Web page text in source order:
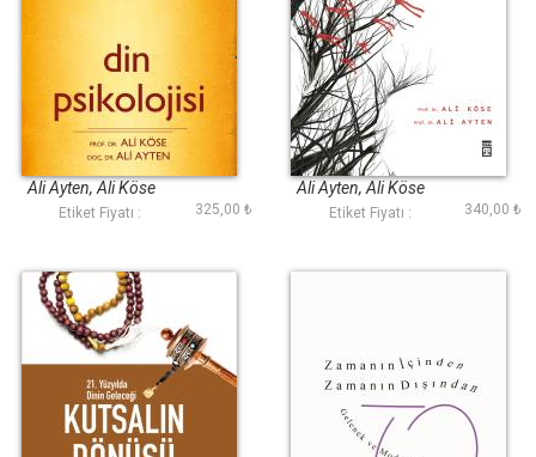
Din Psikolojisi
Ali Ayten, Ali Köse
Etiket Fiyatı : 325,00 ₺
Popüler Dindarlık
Ali Ayten, Ali Köse
Etiket Fiyatı : 340,00 ₺